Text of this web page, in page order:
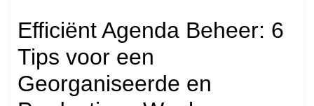
Efficiënt Agenda Beheer: 6
Tips voor een
Georganiseerde en